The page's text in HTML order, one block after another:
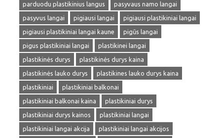
parduodu plastikinius langus
pasyvaus namo langai
pasyvus langai
pigiausi langai
pigiausi plastikiniai langai
pigiausi plastikiniai langai kaune
pigūs langai
pigus plastikiniai langai
plastikinei langai
plastikinės durys
plastikinės durys kaina
plastikinės lauko durys
plastikines lauko durys kaina
plastikiniai
plastikiniai balkonai
plastikiniai balkonai kaina
plastikiniai durys
plastikiniai durys kainos
plastikiniai langai
plastikiniai langai akcija
plastikiniai langai akcijos